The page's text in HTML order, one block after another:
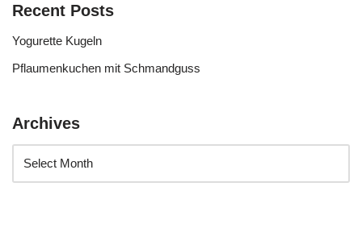
Recent Posts
Yogurette Kugeln
Pflaumenkuchen mit Schmandguss
Archives